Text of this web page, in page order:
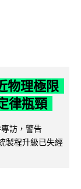
物理極限
律瓶頸
訪，警告
製程升級已失經